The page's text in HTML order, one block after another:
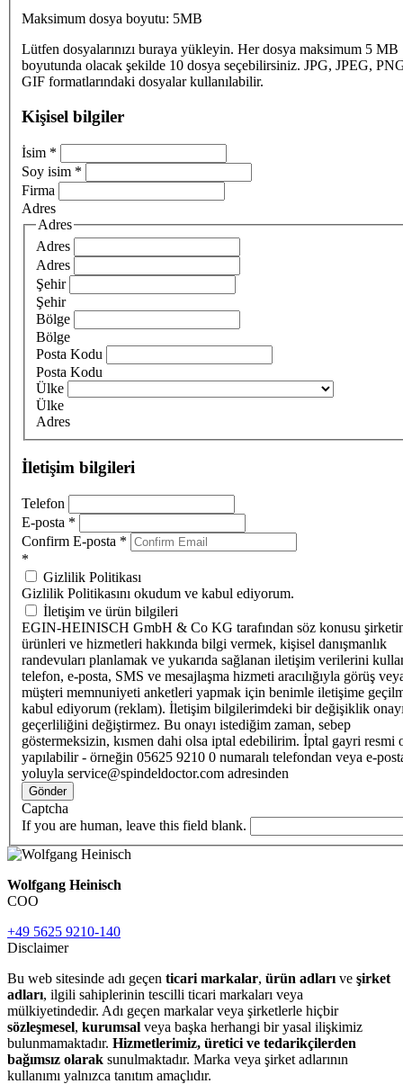
Maksimum dosya boyutu: 5MB
Lütfen dosyalarınızı buraya yükleyin. Her dosya maksimum 5 MB
boyutunda olacak şekilde 10 dosya seçebilirsiniz. JPG, JPEG,
GIF formatlarındaki dosyalar kullanılabilir.
Kişisel bilgiler
İsim *
Soy isim *
Firma
Adres
Adres
Adres
Adres
Şehir
Şehir
Bölge
Bölge
Posta Kodu
Posta Kodu
Ülke
Ülke
Adres
İletişim bilgileri
Telefon
E-posta *
Confirm E-posta *
*
Gizlilik Politikası
Gizlilik Politikasını okudum ve kabul ediyorum.
İletişim ve ürün bilgileri
EGIN-HEINISCH GmbH & Co KG tarafından söz konusu
ürünleri ve hizmetleri hakkında bilgi vermek, kişisel danışmanlık
randevuları planlamak ve yukarıda sağlanan iletişim verilerini
telefon, e-posta, SMS ve mesajlaşma hizmeti aracılığıyla görüş
müşteri memnuniyeti anketleri yapmak için benimle iletişime
kabul ediyorum (reklam). İletişim bilgilerimdeki bir değişiklik
geçerliliğini değiştirmez. Bu onayı istediğim zaman, sebep
göstermeksizin, kısmen dahi olsa iptal edebilirim. İptal gayri resmi
yapılabilir - örneğin 05625 9210 0 numaralı telefondan veya e-
yoluyla service@spindeldoctor.com adresinden
Gönder
Captcha
If you are human, leave this field blank.
Wolfgang Heinisch
COO
+49 5625 9210-140
Disclaimer
Bu web sitesinde adı geçen ticari markalar, ürün adları ve şirket
adları, ilgili sahiplerinin tescilli ticari markaları veya
mülkiyetindedir. Adı geçen markalar veya şirketlerle hiçbir
sözleşmesel, kurumsal veya başka herhangi bir yasal ilişkimiz
bulunmamaktadır. Hizmetlerimiz, üretici ve tedarikçilerden
bağımsız olarak sunulmaktadır. Marka veya şirket adlarının
kullanımı yalnızca tanıtım amaçlıdır.